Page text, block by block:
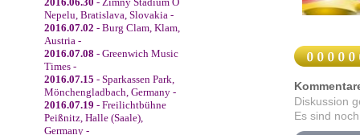
Diskussion
Es sind
Nepelu, Bratislava, Slovakia -
2016.07.02 - Burg Clam, Klam,
Austria -
2016.07.08 - Greenwich Music
Times -
2016.07.15 - Sparkassen Park,
Mönchengladbach, Germany -
2016.07.19 - Freilichtbühne
Peißnitz, Halle (Saale),
Germany -